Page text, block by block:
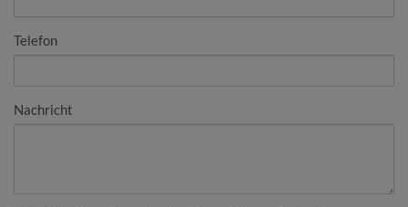
Telefon
Nachricht